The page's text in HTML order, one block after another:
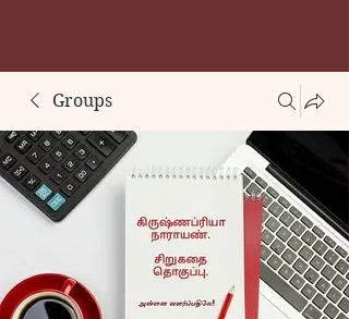
Groups